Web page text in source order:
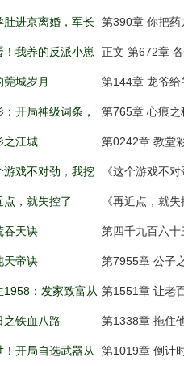
肚进京离婚，军长
轻声哄
第390章 你把药
！我养的反派小崽
佬
正文 第672章
莞城岁月 第144章 龙爷给
：开局神级词条，
大防
第765章 心痕之
之江城 第0242章 教堂
游戏不对劲，我挖
！
《这个游戏不
打劫，天意百
点，就失控了 《再近点，就
吞天诀 第四千九百六
天帝诀 第7955章 公子
1958：发家致富从
鼓巷开始
第1551章 让老
谁动谁死
之铁血八路 第1338章 拖住
！开局自选武器从
第1019章 倒计